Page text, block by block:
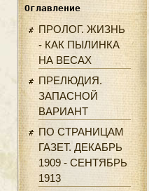
Оглавление
ПРОЛОГ. ЖИЗНЬ
- КАК ПЫЛИНКА
НА ВЕСАХ
ПРЕЛЮДИЯ.
ЗАПАСНОЙ
ВАРИАНТ
ПО СТРАНИЦАМ
ГАЗЕТ. ДЕКАБРЬ
1909 - СЕНТЯБРЬ
1913